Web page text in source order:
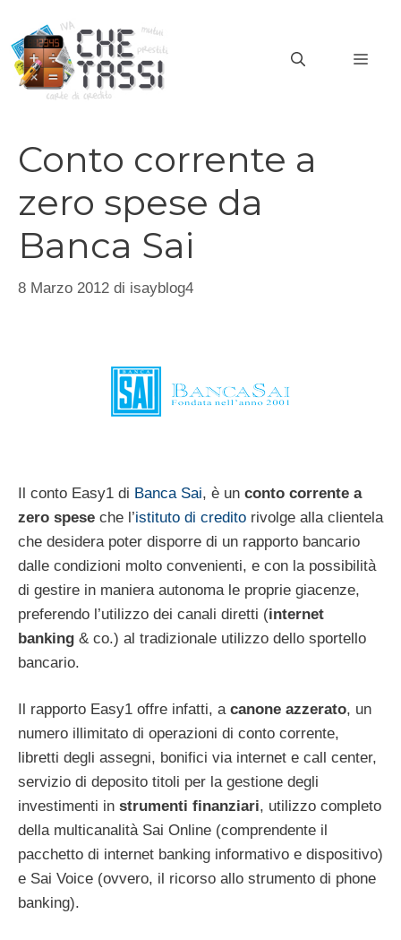
contenuto
Conto corrente a
zero spese da
Banca Sai
8 Marzo 2012 di isayblog4
Il conto Easy1 di Banca Sai, è un conto corrente a
zero spese che l’istituto di credito rivolge alla clientela
che desidera poter disporre di un rapporto bancario
dalle condizioni molto convenienti, e con la possibilità
di gestire in maniera autonoma le proprie giacenze,
preferendo l’utilizzo dei canali diretti (internet
banking & co.) al tradizionale utilizzo dello sportello
bancario.
Il rapporto Easy1 offre infatti, a canone azzerato, un
numero illimitato di operazioni di conto corrente,
libretti degli assegni, bonifici via internet e call center,
servizio di deposito titoli per la gestione degli
investimenti in strumenti finanziari, utilizzo completo
della multicanalità Sai Online (comprendente il
pacchetto di internet banking informativo e dispositivo)
e Sai Voice (ovvero, il ricorso allo strumento di phone
banking).